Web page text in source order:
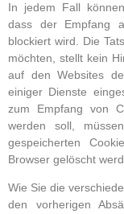
In jedem Fall
dass der Empfang
blockiert wird. Die
möchten, stellt kein
auf den Websites
einiger Dienste
zum Empfang von
werden soll,
gespeicherten
Browser gelöscht
Wie Sie die
den vorherigen